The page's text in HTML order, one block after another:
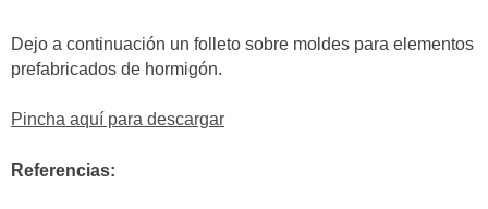
Dejo a continuación un folleto sobre moldes para elementos
prefabricados de hormigón.
Pincha aquí para descargar
Referencias: